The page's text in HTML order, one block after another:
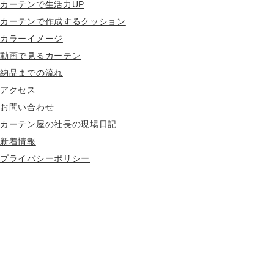
カーテンで生活力UP
カーテンで作成するクッション
カラーイメージ
動画で見るカーテン
納品までの流れ
アクセス
お問い合わせ
カーテン屋の社長の現場日記
新着情報
プライバシーポリシー